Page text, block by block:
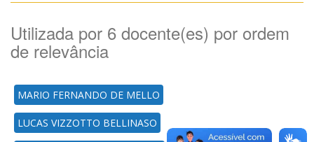
Utilizada por 6 docente(es) por ordem
de relevância
MARIO FERNANDO DE MELLO
LUCAS VIZZOTTO BELLINASO